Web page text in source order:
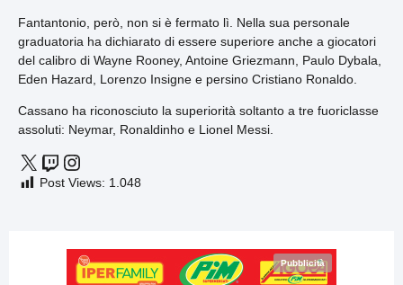
Fantantonio, però, non si è fermato lì. Nella sua personale
graduatoria ha dichiarato di essere superiore anche a giocatori
del calibro di Wayne Rooney, Antoine Griezmann, Paulo Dybala,
Eden Hazard, Lorenzo Insigne e persino Cristiano Ronaldo.
Cassano ha riconosciuto la superiorità soltanto a tre fuoriclasse
assoluti: Neymar, Ronaldinho e Lionel Messi.
Post Views: 1.048
Pubblicità